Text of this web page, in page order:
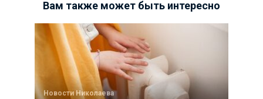
Вам также может быть интересно
Новости Николаева